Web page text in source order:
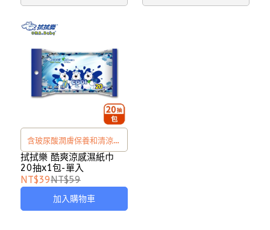
含玻尿酸潤膚保養和清涼薄
荷，天然溫和不刺激
拭拭樂 酷爽涼感濕紙巾
20抽x1包-單入
NT$39NT$59
加入購物車